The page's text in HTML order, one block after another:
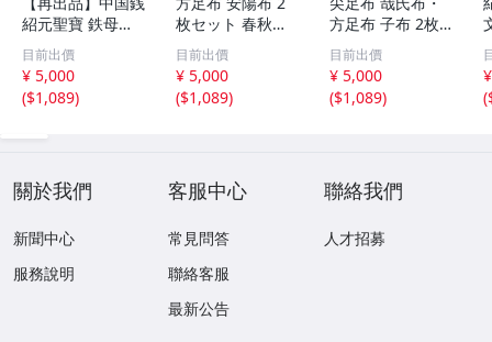
紹元聖寶 鉄母
銭？
目前出價
¥ 5,000
($1,089)
枚セット 春秋戦
国時代 中国古代
銭貨 布貨 布幣 銅
銭 古銭 コレクシ
ョン 貨幣
目前出價
¥ 5,000
($1,089)
方足布 子布 2枚
セット 中国戦国
古銭 布幣 古銭 貨
布 貨幣
目前出價
¥ 5,000
($1,089)
(
關於我們
新聞中心
服務說明
客服中心
常見問答
聯絡客服
最新公告
聯絡我們
人才招募